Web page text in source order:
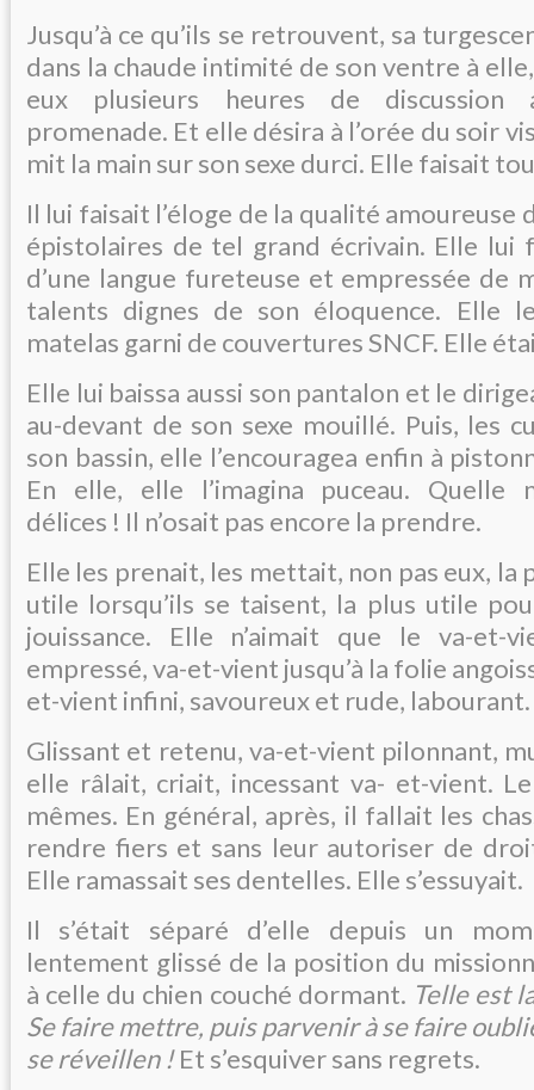
Jusqu’à ce qu’ils se retrouvent, sa
dans la chaude intimité de son ventre à
eux plusieurs heures de
promenade. Et elle désira à l’orée du soir
mit la main sur son sexe durci. Elle faisait
Il lui faisait l’éloge de la qualité amoureuse
épistolaires de tel grand écrivain. Elle lui
d’une langue fureteuse et empressée de
talents dignes de son éloquence. Elle
matelas garni de couvertures SNCF. Elle
Elle lui baissa aussi son pantalon et le
au-devant de son sexe mouillé. Puis, les
son bassin, elle l’encouragea enfin à
En elle, elle l’imagina puceau. Quelle
délices ! Il n’osait pas encore la prendre.
Elle les prenait, les mettait, non pas eux, la
utile lorsqu’ils se taisent, la plus utile
jouissance. Elle n’aimait que le va-et-
empressé, va-et-vient jusqu’à la folie
et-vient infini, savoureux et rude, labourant.
Glissant et retenu, va-et-vient pilonnant,
elle râlait, criait, incessant va- et-vient.
mêmes. En général, après, il fallait les
rendre fiers et sans leur autoriser de
Elle ramassait ses dentelles. Elle s’essuyait.
Il s’était séparé d’elle depuis un
lentement glissé de la position du
à celle du chien couché dormant. Telle est
Se faire mettre, puis parvenir à se faire
se réveillen !Et s’esquiver sans regrets.